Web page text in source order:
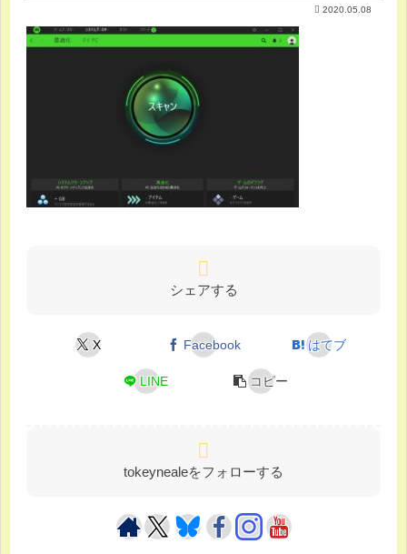
2020.05.08
シェアする
X Facebook はてブ
LINE コピー
tokeynealeをフォローする